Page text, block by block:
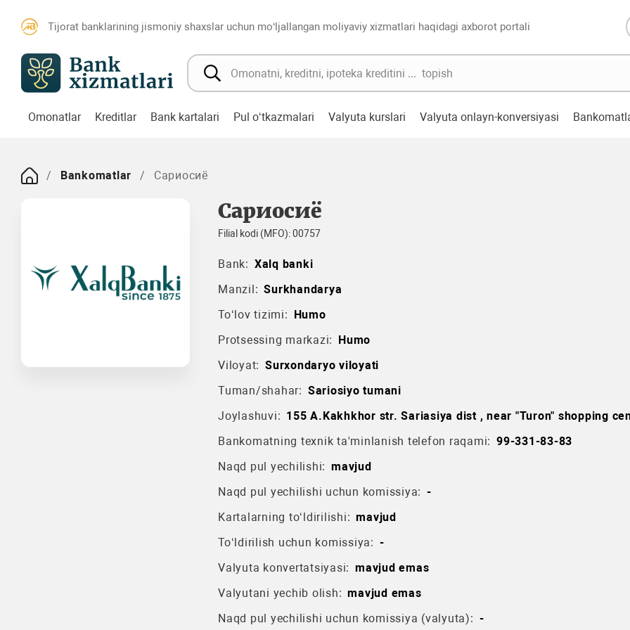
Tijorat banklarining jismoniy shaxslar uchun mo‘ljallangan moliyaviy xizmatlari haqidagi axborot portali
Omonatlar Kreditlar Bank kartalari Pul o‘tkazmalari Valyuta kurslari Valyuta onlayn-konversiyasi
Bankomatlar Сариосиё
Сариосиё
Filial kodi (MFO): 00757
Bank: Xalq banki
Manzil: Surkhandarya
To‘lov tizimi: Humo
Protsessing markazi: Humo
Viloyat: Surxondaryo viloyati
Tuman/shahar: Sariosiyo tumani
Joylashuvi: 155 A.Kakhkhor str. Sariasiya dist , near "Turon" shopping
Bankomatning texnik ta'minlanish telefon raqami: 99-331-83-83
Naqd pul yechilishi: mavjud
Naqd pul yechilishi uchun komissiya: -
Kartalarning to‘ldirilishi: mavjud
To‘ldirilish uchun komissiya: -
Valyuta konvertatsiyasi: mavjud emas
Valyutani yechib olish: mavjud emas
Naqd pul yechilishi uchun komissiya (valyuta): -